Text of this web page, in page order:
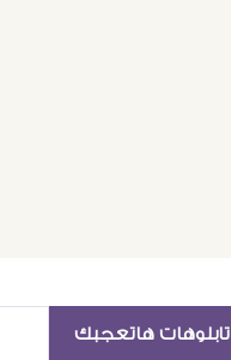
تابلوهات هاتعجبك